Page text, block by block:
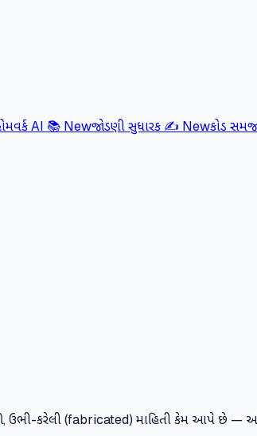
AI 📚 Newજોડણી સુધારક ✍️ Newકોડ
ઉભી-કરેલી (fabricated) માહિતી કેમ આપે છે —